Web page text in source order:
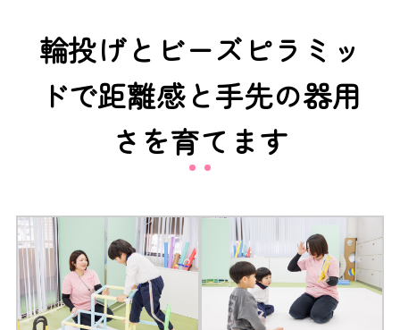
輪投げとビーズピラミッ
ドで距離感と手先の器用
さを育てます